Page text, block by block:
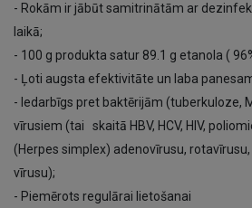
- Rokām ir jābūt samitrinātām ar
laikā;
- 100 g produkta satur 89.1 g etanola (
- Ļoti augsta efektivitāte un laba
- Iedarbīgs pret baktērijām (tuberkuloze,
vīrusiem (tai skaitā HBV, HCV, HIV,
(Herpes simplex) adenovīrusu,
vīrusu);
- Piemērots regulārai lietošanai